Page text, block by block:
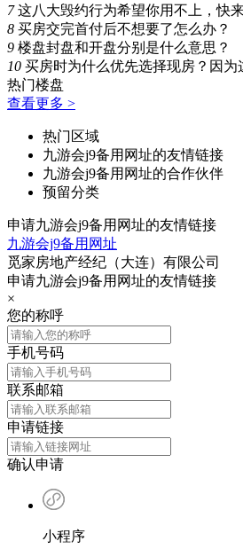
7 这八大毁约行为希望你用不上，快
8 买房交完首付后不想要了怎么办？
9 楼盘封盘和开盘分别是什么意思？
10 买房时为什么优先选择现房？因为
热门楼盘
查看更多 >
热门区域
九游会j9备用网址的友情链接
九游会j9备用网址的合作伙伴
预留分类
申请九游会j9备用网址的友情链接
九游会j9备用网址
觅家房地产经纪（大连）有限公司
申请九游会j9备用网址的友情链接
×
您的称呼
手机号码
联系邮箱
申请链接
确认申请
小程序